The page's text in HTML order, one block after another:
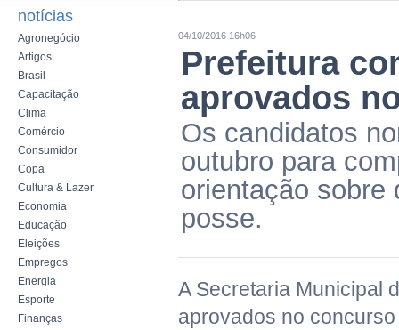
notícias
Agronegócio
Artigos
Brasil
Capacitação
Clima
Comércio
Consumidor
Copa
Cultura & Lazer
Economia
Educação
Eleições
Empregos
Energia
Esporte
Finanças
04/10/2016 16h06
Prefeitura
aprovados
Os candidatos
outubro para
orientação sobre
posse.
A Secretaria Municipal
aprovados no